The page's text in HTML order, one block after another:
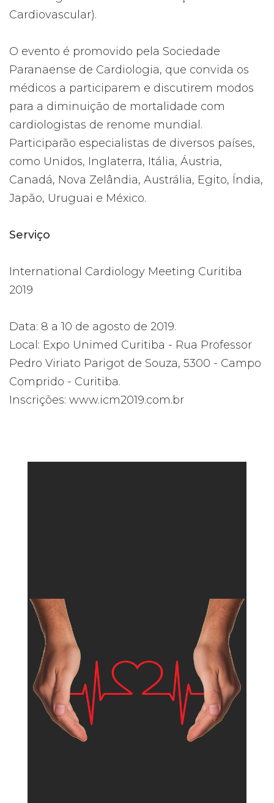
Cardiovascular).
O evento é promovido pela Sociedade
Paranaense de Cardiologia, que convida os
médicos a participarem e discutirem modos
para a diminuição de mortalidade com
cardiologistas de renome mundial.
Participarão especialistas de diversos países,
como Unidos, Inglaterra, Itália, Áustria,
Canadá, Nova Zelândia, Austrália, Egito, Índia,
Japão, Uruguai e México.
Serviço
International Cardiology Meeting Curitiba
2019
Data: 8 a 10 de agosto de 2019.
Local: Expo Unimed Curitiba - Rua Professor
Pedro Viriato Parigot de Souza, 5300 - Campo
Comprido - Curitiba.
Inscrições: www.icm2019.com.br